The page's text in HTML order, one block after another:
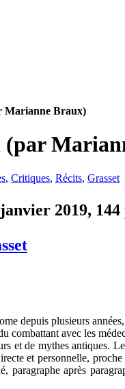
Marianne Braux)
(par
, Critiques, Récits, Grasset
2019, 144
depuis plusieurs
combattant avec les
et de mythes antiques.
et personnelle,
après